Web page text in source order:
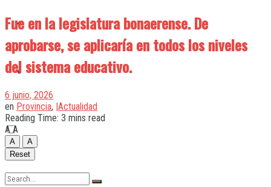
Quilmes
Varela
Fue en la legislatura bonaerense. De
aprobarse, se aplicaría en todos los niveles
del sistema educativo.
6 junio, 2026
en Provincia, |Actualidad
Reading Time: 3 mins read
A A
A
A
Reset